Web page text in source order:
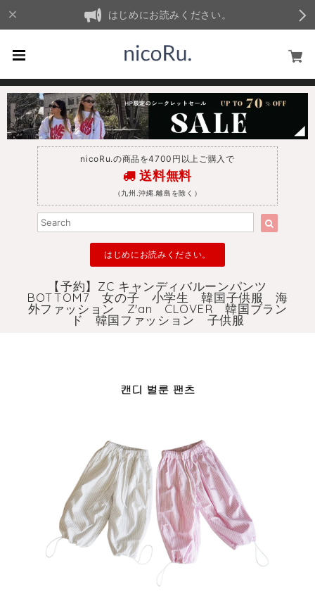
はじめにお読みください。
nicoRu.の商品を4700円以上ご購入で
送料無料
（九州.沖縄.離島を除く）
はじめにお読みください。
【予約】ZC キャンディバルーンパンツ
BOTTOM7 女の子 小学生 韓国子供服 海
外ファッション Z'an CLOVER 韓国ブラン
ド 韓国ファッション 子供服